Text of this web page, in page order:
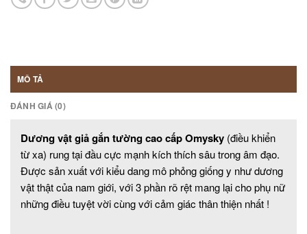
MÔ TẢ
ĐÁNH GIÁ (0)
Dương vật giả gắn tường cao cấp Omysky (điều khiển
từ xa) rung tại đầu cực mạnh kích thích sâu trong âm đạo.
Được sản xuất với kiểu dang mô phỏng giống y như dương
vật thật của nam giới, với 3 phần rõ rệt mang lại cho phụ nữ
những điều tuyệt vời cùng với cảm giác thân thiện nhất !